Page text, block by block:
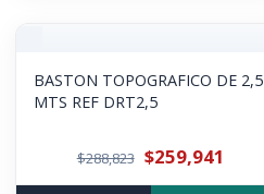
BASTON TOPOGRAFICO DE 2,5
MTS REF DRT2,5
$288,823 $259,941